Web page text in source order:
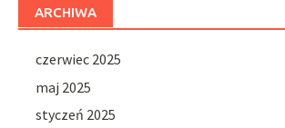
ARCHIWA
czerwiec 2025
maj 2025
styczeń 2025